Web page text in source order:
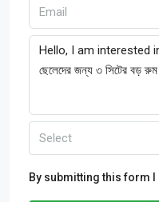
Select
By submitting this form